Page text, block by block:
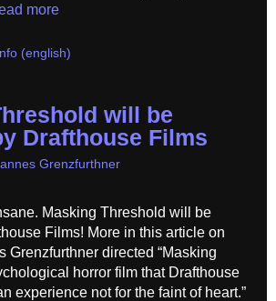
more
(english)
will be
Drafthouse Films
Grenzfurthner
Masking Threshold will be
Films! More in this article on
Grenzfurthner directed “Masking
horror film that Drafthouse
experience not for the faint of heart.”